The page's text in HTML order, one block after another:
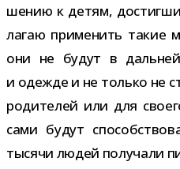
ше­нию к детям,
ла­гаю при­ме­нить такие
они не будут в
и одежде и не только не
роди­те­лей или для
сами будут
тысячи людей полу­чали